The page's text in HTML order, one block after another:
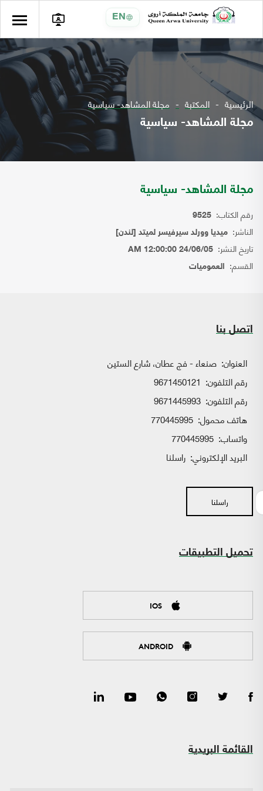
EN
الرئيسية المكتبة مجلة المشاهد- سياسية
مجلة المشاهد- سياسية
مجلة المشاهد- سياسية
رقم الكتاب: 9525
الناشر: ميديا وورلد سيرفيسر لميتد [لندن]
تاريخ النشر: 24/06/05 12:00:00 AM
القسم: العموميات
اتصل بنا
العنوان: صنعاء - فج عطان، شارع الستين
رقم التلفون: 9671450121
رقم التلفون: 9671445993
هاتف محمول: 770445995
واتساب:
البريد الإلكتروني: راسلنا
راسلنا
تحميل التطبيقات
IOS
ANDROID
القائمة البريدية